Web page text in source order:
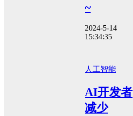
~
2024-5-14
15:34:35
人工智能
AI开发者
减少